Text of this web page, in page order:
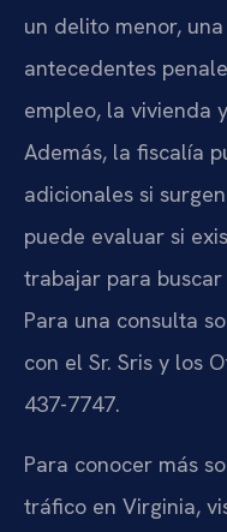
un delito menor,
antecedentes
empleo, la vivienda
Además, la fiscalía
adicionales si
puede evaluar si
trabajar para
Para una consulta
con el Sr. Sris y los
437-7747.
Para conocer más
tráfico en Virginia,